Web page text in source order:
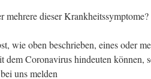
mehrere dieser Krankheitssymptome?
wie oben beschrieben, eines oder
dem Coronavirus hindeuten können,
uns melden